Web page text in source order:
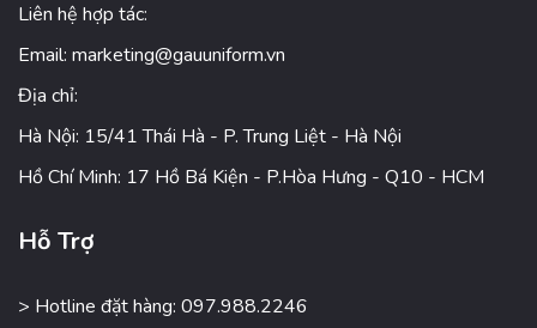
Liên hệ hợp tác:
Email: marketing@gauuniform.vn
Địa chỉ:
Hà Nội: 15/41 Thái Hà - P. Trung Liệt - Hà Nội
Hồ Chí Minh: 17 Hồ Bá Kiện - P.Hòa Hưng - Q10 - HCM
Hỗ Trợ
> Hotline đặt hàng: 097.988.2246